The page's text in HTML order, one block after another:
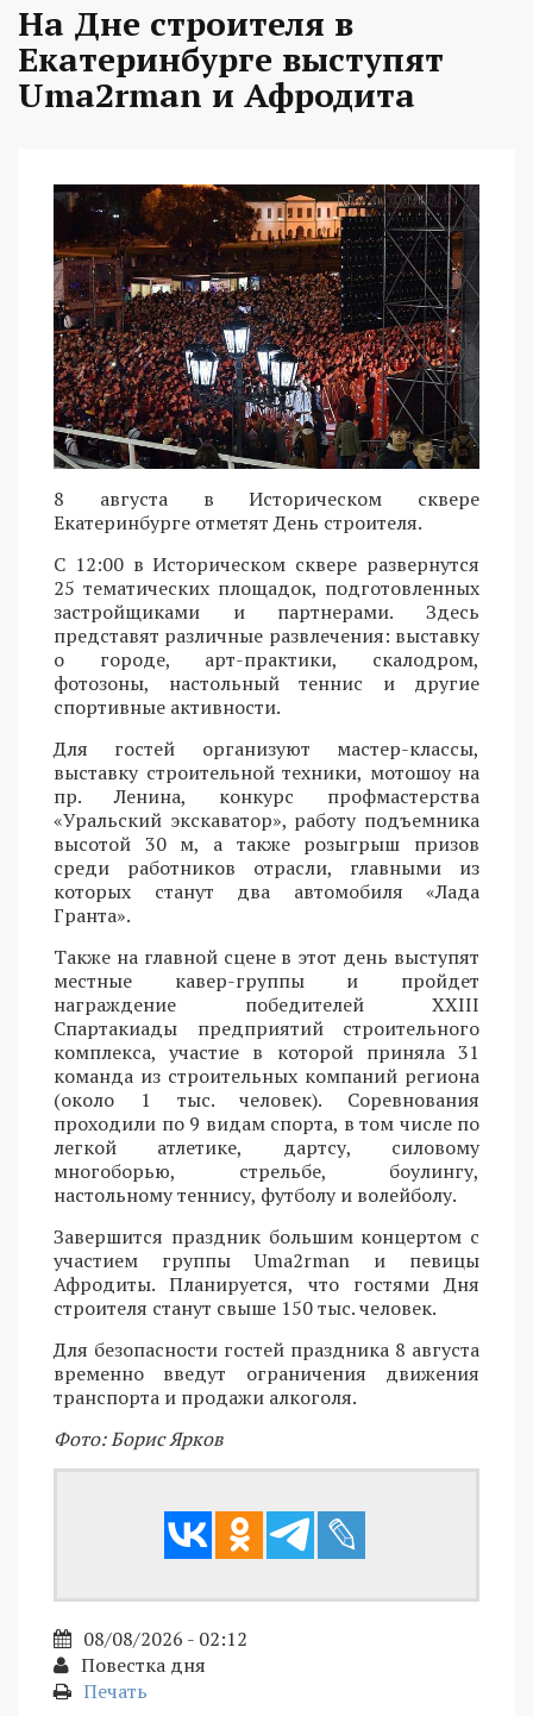
На Дне строителя в
Екатеринбурге выступят
Uma2rman и Афродита
8 августа в Историческом сквере
Екатеринбурге отметят День строителя.
С 12:00 в Историческом сквере развернутся
25 тематических площадок, подготовленных
застройщиками и партнерами. Здесь
представят различные развлечения: выставку
о городе, арт-практики, скалодром,
фотозоны, настольный теннис и другие
спортивные активности.
Для гостей организуют мастер-классы,
выставку строительной техники, мотошоу на
пр. Ленина, конкурс профмастерства
«Уральский экскаватор», работу подъемника
высотой 30 м, а также розыгрыш призов
среди работников отрасли, главными из
которых станут два автомобиля «Лада
Гранта».
Также на главной сцене в этот день выступят
местные кавер-группы и пройдет
награждение победителей XXIII
Спартакиады предприятий строительного
комплекса, участие в которой приняла 31
команда из строительных компаний региона
(около 1 тыс. человек). Соревнования
проходили по 9 видам спорта, в том числе по
легкой атлетике, дартсу, силовому
многоборью, стрельбе, боулингу,
настольному теннису, футболу и волейболу.
Завершится праздник большим концертом с
участием группы Uma2rman и певицы
Афродиты. Планируется, что гостями Дня
строителя станут свыше 150 тыс. человек.
Для безопасности гостей праздника 8 августа
временно введут ограничения движения
транспорта и продажи алкоголя.
Фото: Борис Ярков
08/08/2026 - 02:12
Повестка дня
Печать